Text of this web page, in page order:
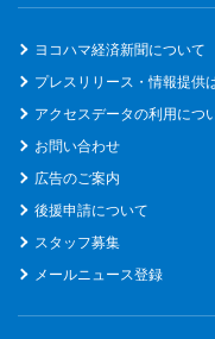
ヨコハマ経済新聞について
プレスリリース・情報提供
アクセスデータの利用につ
お問い合わせ
広告のご案内
後援申請について
スタッフ募集
メールニュース登録